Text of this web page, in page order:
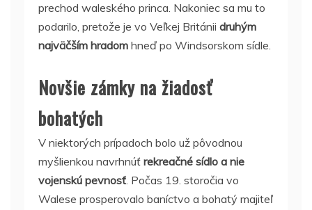
prechod waleského princa. Nakoniec sa mu to
podarilo, pretože je vo Veľkej Británii druhým
najväčším hradom hneď po Windsorskom sídle.
Novšie zámky na žiadosť
bohatých
V niektorých prípadoch bolo už pôvodnou
myšlienkou navrhnúť rekreačné sídlo a nie
vojenskú pevnosť. Počas 19. storočia vo
Walese prosperovalo baníctvo a bohatý majiteľ